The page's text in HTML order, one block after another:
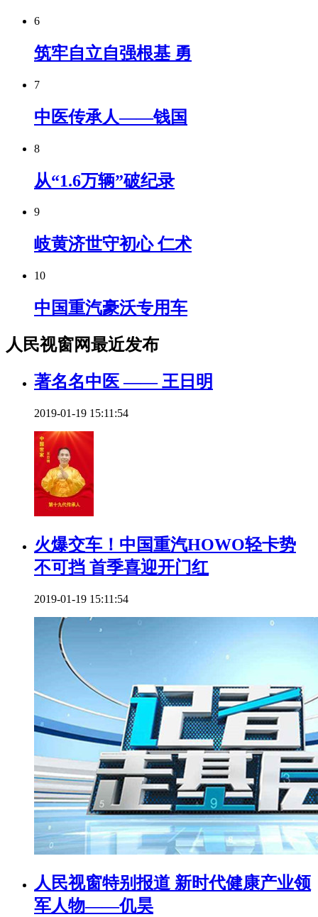
6
筑牢自立自强根基 勇
7
中医传承人——钱国
8
从“1.6万辆”破纪录
9
岐黄济世守初心 仁术
10
中国重汽豪沃专用车
人民视窗网最近发布
著名名中医 —— 王日明
2019-01-19 15:11:54
火爆交车！中国重汽HOWO轻卡势
不可挡 首季喜迎开门红
2019-01-19 15:11:54
人民视窗特别报道 新时代健康产业领
军人物——仉昊